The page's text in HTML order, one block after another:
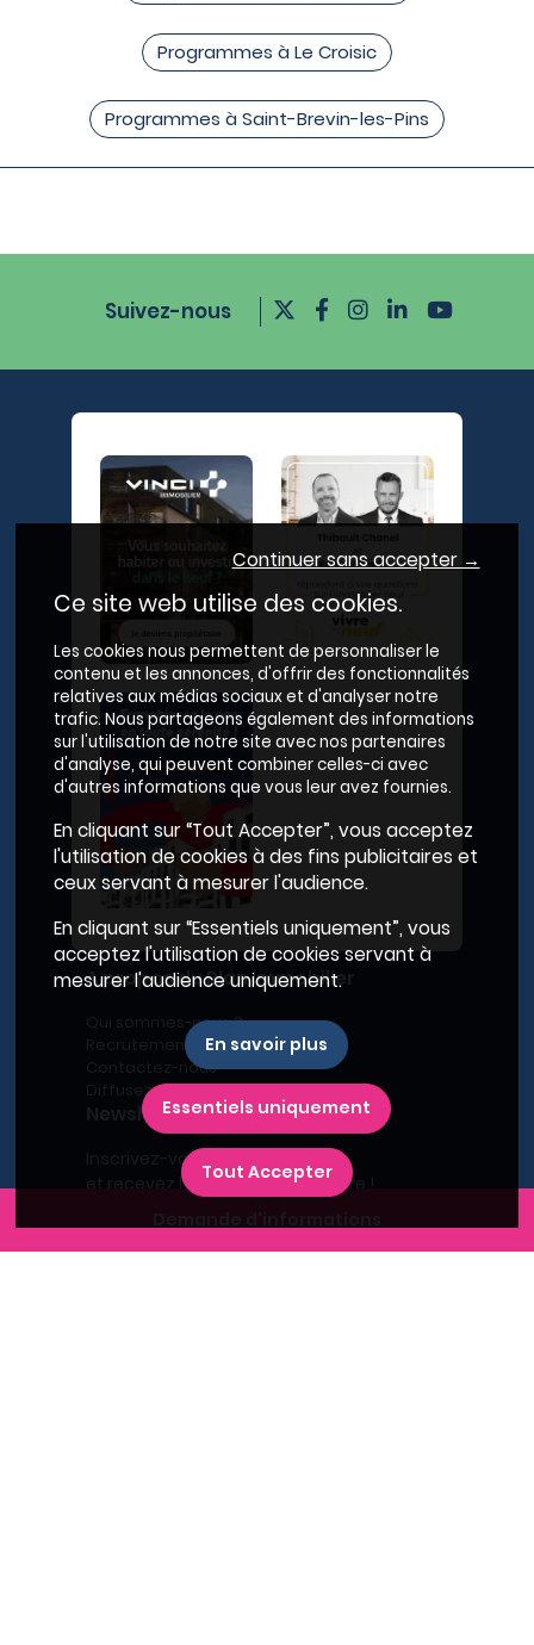
Programmes à Le Croisic
Programmes à Saint-Brevin-les-Pins
Suivez-nous
A propos du Plan Immobilier
Qui sommes-nous ?
Recrutement
Contactez-nous
Diffusez votre programme
Newsletter
Inscrivez-vous à la newsletter,
et recevez l'actualité immobilière !
Continuer sans accepter →
Ce site web utilise des cookies.
Les cookies nous permettent de personnaliser le
contenu et les annonces, d'offrir des fonctionnalités
relatives aux médias sociaux et d'analyser notre
trafic. Nous partageons également des informations
sur l'utilisation de notre site avec nos partenaires
d'analyse, qui peuvent combiner celles-ci avec
d'autres informations que vous leur avez fournies.
En cliquant sur “Tout Accepter”, vous acceptez
l'utilisation de cookies à des fins publicitaires et
ceux servant à mesurer l'audience.
En cliquant sur “Essentiels uniquement”, vous
acceptez l'utilisation de cookies servant à
mesurer l'audience uniquement.
En savoir plus
Essentiels uniquement
Tout Accepter